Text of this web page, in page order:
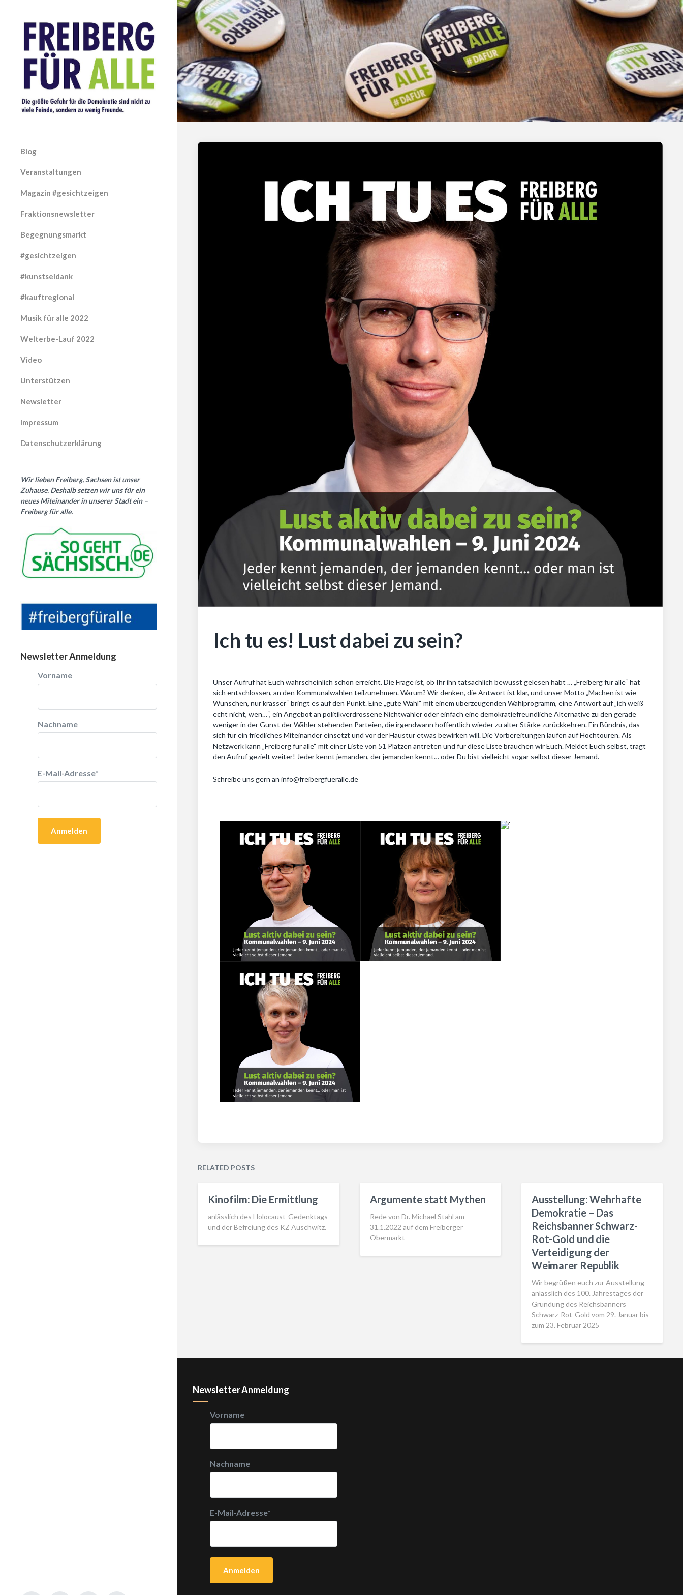
Blog
Veranstaltungen
Magazin #gesichtzeigen
Fraktionsnewsletter
Begegnungsmarkt
#gesichtzeigen
#kunstseidank
#kauftregional
Musik für alle 2022
Welterbe-Lauf 2022
Video
Unterstützen
Newsletter
Impressum
Datenschutzerklärung
Wir lieben Freiberg, Sachsen ist unser
Zuhause. Deshalb setzen wir uns für ein
neues Miteinander in unserer Stadt ein –
Freiberg für alle.
Newsletter Anmeldung
Vorname
Nachname
E-Mail-Adresse*
Ich tu es! Lust dabei zu sein?
Unser Aufruf hat Euch wahrscheinlich schon erreicht. Die Frage ist, ob Ihr ihn tatsächlich bewusst gelesen habt … „Freiberg für alle“ hat
sich entschlossen, an den Kommunalwahlen teilzunehmen. Warum? Wir denken, die Antwort ist klar, und unser Motto „Machen ist wie
Wünschen, nur krasser“ bringt es auf den Punkt. Eine „gute Wahl“ mit einem überzeugenden Wahlprogramm, eine Antwort auf „ich weiß
echt nicht, wen…“, ein Angebot an politikverdrossene Nichtwähler oder einfach eine demokratiefreundliche Alternative zu den gerade
weniger in der Gunst der Wähler stehenden Parteien, die irgendwann hoffentlich wieder zu alter Stärke zurückkehren. Ein Bündnis, das
sich für ein friedliches Miteinander einsetzt und vor der Haustür etwas bewirken will. Die Vorbereitungen laufen auf Hochtouren. Als
Netzwerk kann „Freiberg für alle“ mit einer Liste von 51 Plätzen antreten und für diese Liste brauchen wir Euch. Meldet Euch selbst, tragt
den Aufruf gezielt weiter! Jeder kennt jemanden, der jemanden kennt… oder Du bist vielleicht sogar selbst dieser Jemand.
Schreibe uns gern an info@freibergfueralle.de
RELATED POSTS
Kinofilm: Die Ermittlung
anlässlich des Holocaust-Gedenktags
und der Befreiung des KZ Auschwitz.
Argumente statt Mythen
Rede von Dr. Michael Stahl am
31.1.2022 auf dem Freiberger
Obermarkt
Ausstellung: Wehrhafte
Demokratie – Das
Reichsbanner Schwarz-
Rot-Gold und die
Verteidigung der
Weimarer Republik
Wir begrüßen euch zur Ausstellung
anlässlich des 100. Jahrestages der
Gründung des Reichsbanners
Schwarz-Rot-Gold vom 29. Januar bis
zum 23. Februar 2025
Newsletter Anmeldung
Vorname
Nachname
E-Mail-Adresse*